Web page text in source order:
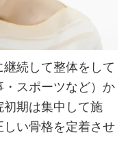
続して整体をして
スポーツなど）か
初期は集中して施
い骨格を定着させ